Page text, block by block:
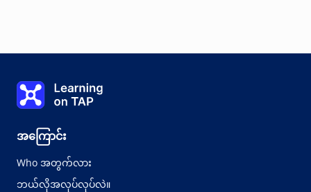
Learning on TAP - အိမ်
အကြောင်း
Who အတွက်လား
ဘယ်လိုအလုပ်လုပ်လဲ။